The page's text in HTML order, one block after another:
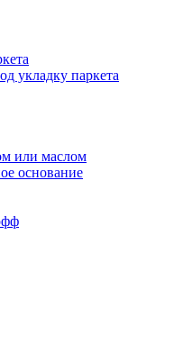
укладку паркета
или маслом
основание